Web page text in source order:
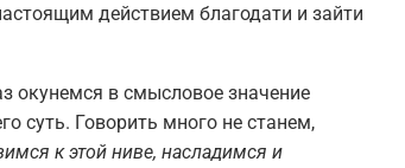
действием благодати и зайти
окунемся в смысловое значение
суть. Говорить много не станем,
к этой ниве, насладимся и